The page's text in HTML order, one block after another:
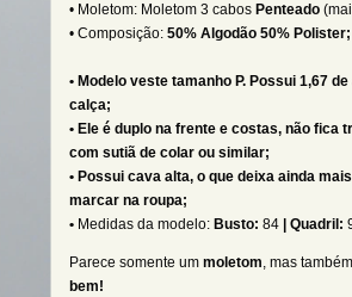
• Moletom: Moletom 3 cabos Penteado
• Composição: 50% Algodão 50% Polister;
• Modelo veste tamanho P. Possui 1,67
calça;
• Ele é duplo na frente e costas, não fica
com sutiã de colar ou similar;
• Possui cava alta, o que deixa ainda
marcar na roupa;
• Medidas da modelo: Busto: 84 | Quadril:
Parece somente um moletom, mas
bem!